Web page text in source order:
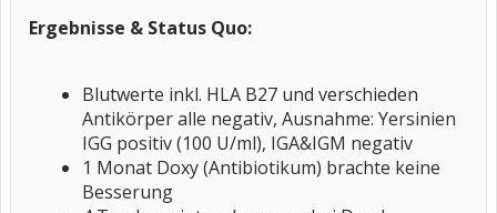
Ergebnisse & Status Quo:
Blutwerte inkl. HLA B27 und verschieden
Antikörper alle negativ, Ausnahme: Yersinien
IGG positiv (100 U/ml), IGA&IGM negativ
1 Monat Doxy (Antibiotikum) brachte keine
Besserung